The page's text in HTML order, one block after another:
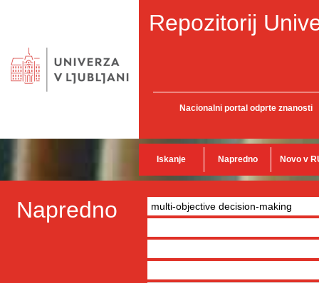
Repozitorij
Nacionalni portal odprte znanosti
Iskanje Napredno Novo v
Napredno